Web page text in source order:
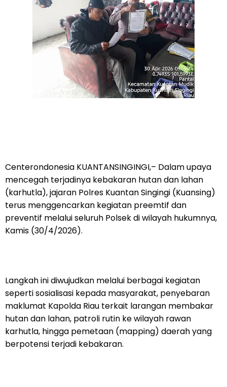
Centerondonesia KUANTANSINGINGI,– Dalam upaya
mencegah terjadinya kebakaran hutan dan lahan
(karhutla), jajaran Polres Kuantan Singingi (Kuansing)
terus menggencarkan kegiatan preemtif dan
preventif melalui seluruh Polsek di wilayah hukumnya,
Kamis (30/4/2026).
Langkah ini diwujudkan melalui berbagai kegiatan
seperti sosialisasi kepada masyarakat, penyebaran
maklumat Kapolda Riau terkait larangan membakar
hutan dan lahan, patroli rutin ke wilayah rawan
karhutla, hingga pemetaan (mapping) daerah yang
berpotensi terjadi kebakaran.